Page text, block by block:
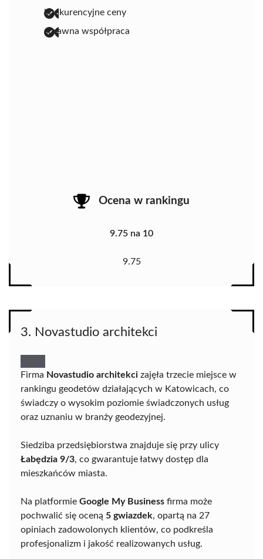
konkurencyjne ceny
sprawna współpraca
Ocena w rankingu
9.75 na 10
9.75
3. Novastudio architekci
Firma Novastudio architekci zajęła trzecie miejsce w
rankingu geodetów działających w Katowicach, co
świadczy o wysokim poziomie świadczonych usług
oraz uznaniu w branży geodezyjnej.
Siedziba przedsiębiorstwa znajduje się przy ulicy
Łabędzia 9/3, co gwarantuje łatwy dostęp dla
mieszkańców miasta.
Na platformie Google My Business firma może
pochwalić się oceną 5 gwiazdek, opartą na 27
opiniach zadowolonych klientów, co podkreśla
profesjonalizm i jakość realizowanych usług.